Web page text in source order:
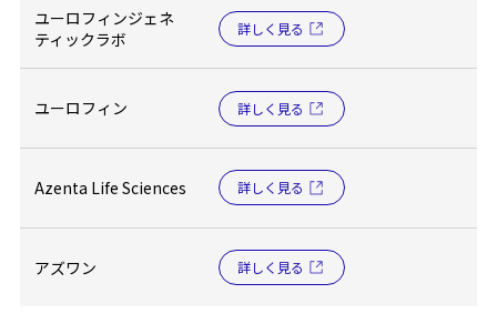
ユーロフィンジェネ
ティックラボ
詳しく見る
ユーロフィン 詳しく見る
Azenta Life Sciences 詳しく見る
アズワン 詳しく見る